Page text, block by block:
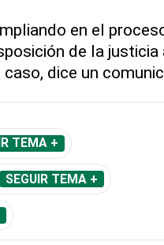
en el
de la
dice un
TEMA +
SEGUIR TEMA +